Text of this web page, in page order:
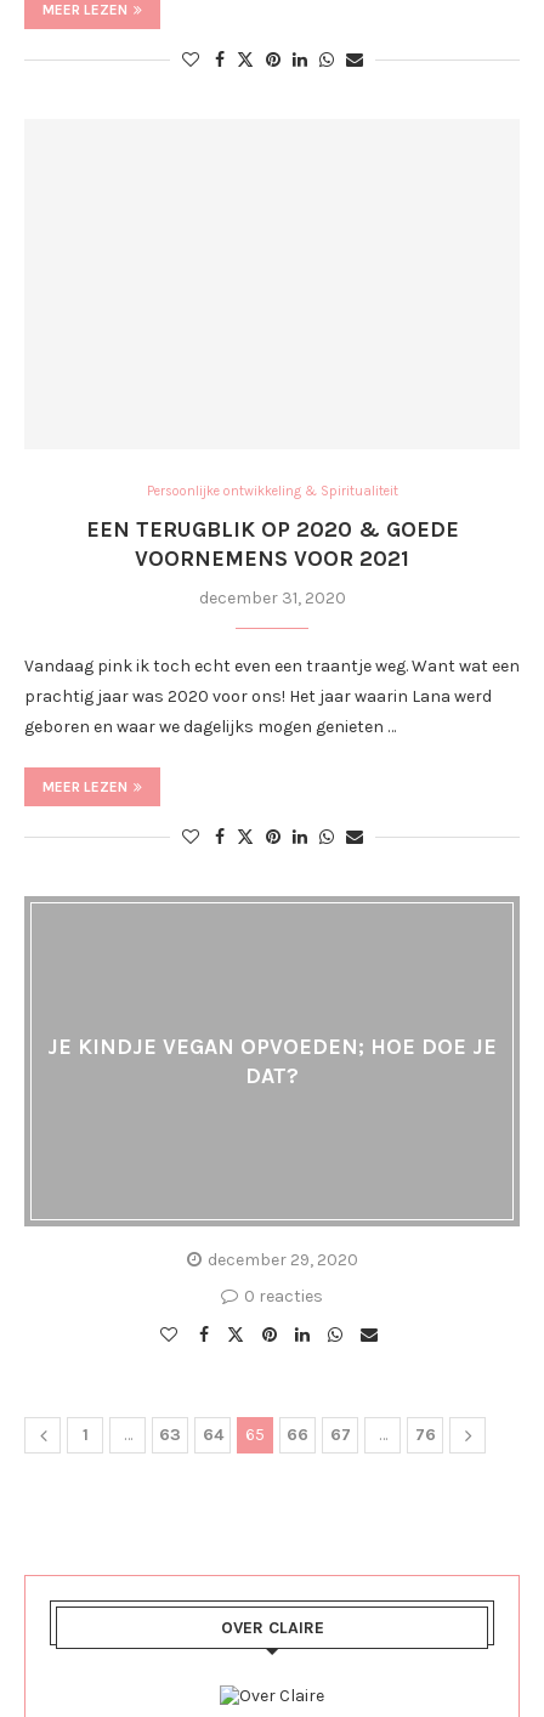
MEER LEZEN
Persoonlijke ontwikkeling & Spiritualiteit
EEN TERUGBLIK OP 2020 & GOEDE
VOORNEMENS VOOR 2021
december 31, 2020
Vandaag pink ik toch echt even een traantje weg. Want wat een
prachtig jaar was 2020 voor ons! Het jaar waarin Lana werd
geboren en waar we dagelijks mogen genieten …
MEER LEZEN
JE KINDJE VEGAN OPVOEDEN; HOE DOE JE
DAT?
december 29, 2020
0 reacties
1 … 63 64 65 66 67 … 76
OVER CLAIRE